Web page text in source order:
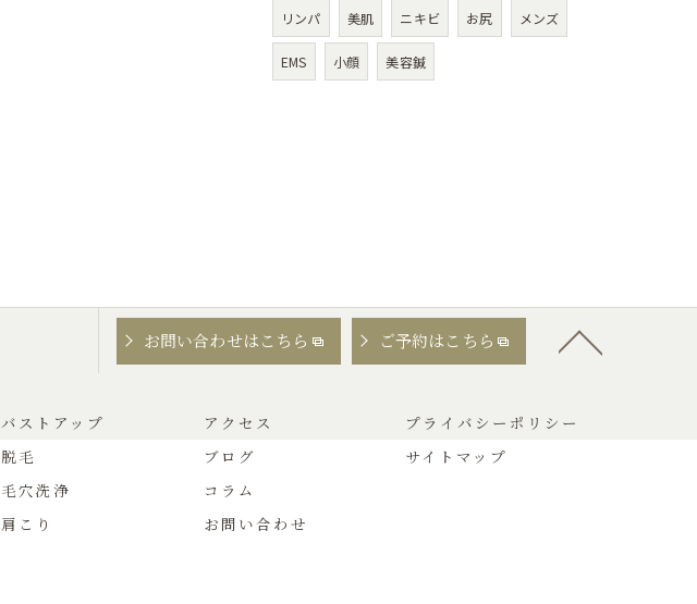
リンパ 美肌 ニキビ お尻 メンズ
EMS 小顔 美容鍼
お問い合わせはこちら ご予約はこちら
バストアップ
脱毛
毛穴洗浄
肩こり
アクセス
ブログ
コラム
お問い合わせ
プライバシーポリシー
サイトマップ